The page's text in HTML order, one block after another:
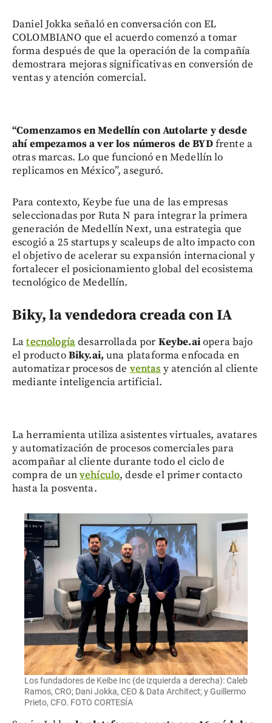
Daniel Jokka señaló en conversación con EL
COLOMBIANO que el acuerdo comenzó a tomar
forma después de que la operación de la compañía
demostrara mejoras significativas en conversión de
ventas y atención comercial.
“Comenzamos en Medellín con Autolarte y desde
ahí empezamos a ver los números de BYDfrente a
otras marcas. Lo que funcionó en Medellín lo
replicamos en México”, aseguró.
Para contexto, Keybe fue una de las empresas
seleccionadas por Ruta N para integrar la primera
generación de Medellín Next, una estrategia que
escogió a 25 startups y scaleups de alto impacto con
el objetivo de acelerar su expansión internacional y
fortalecer el posicionamiento global del ecosistema
tecnológico de Medellín.
Biky, la vendedora creada con IA
Latecnologíadesarrollada por Keybe.aiopera bajo
el productoBiky.ai,una plataforma enfocada en
automatizar procesos de ventas y atención al cliente
mediante inteligencia artificial.
La herramienta utiliza asistentes virtuales, avatares
y automatización de procesos comerciales para
acompañar al cliente durante todo el ciclo de
compra de unvehículo, desde el primer contacto
hasta la posventa.
Los fundadores de Keibe Inc (de izquierda a derecha): Caleb
Ramos, CRO; Dani Jokka, CEO & Data Architect; y Guillermo
Prieto, CFO. FOTO CORTESÍA